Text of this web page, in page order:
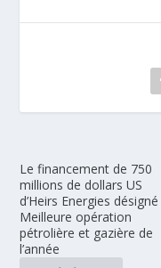
Le financement de 750
millions de dollars US
d’Heirs Energies désigné
Meilleure opération
pétrolière et gazière de
l’année